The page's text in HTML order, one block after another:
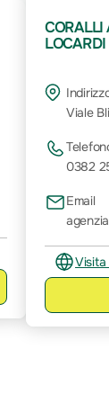
CORALLI
LOCARDI
Viale
0382
Email
Visita